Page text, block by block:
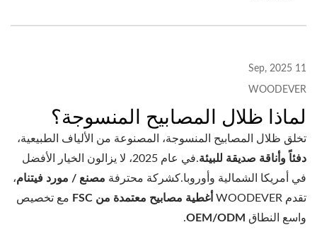
11 Sep, 2025
WOODEVER
لماذا ظلال المصابيح المنسوجة؟
تخلق ظلال المصابيح المنسوجة، المصنوعة من الألياف الطبيعية،
دفئاً وأناقة صديقة للبيئة
.في عام 2025، لا يزالون الخيار الأفضل
في أمريكا الشمالية وأوروبا.كشركة محترفة مصنع / مورد فيتنام،
تقدم WOODEVER
أغطية مصابيح معتمدة من FSC
مع تخصيص
واسع النطاق OEM/ODM
.